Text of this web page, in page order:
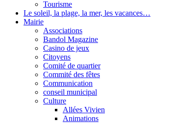
Tourisme
Le soleil, la plage, la mer, les vacances…
Mairie
Associations
Bandol Magazine
Casino de jeux
Citoyens
Comité de quartier
Commité des fêtes
Communication
conseil municipal
Culture
Allées Vivien
Animations